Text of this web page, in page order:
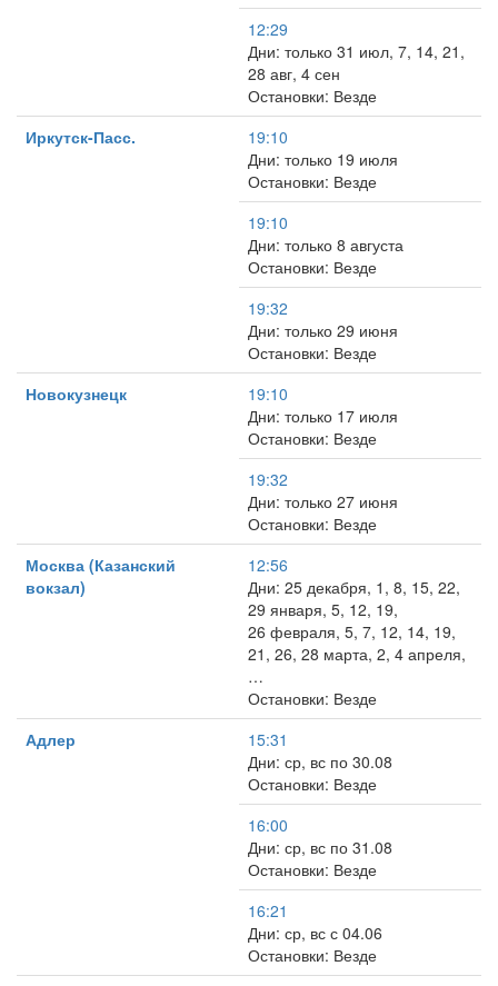
12:29
Дни: только 31 июл, 7, 14, 21,
28 авг, 4 сен
Остановки: Везде
Иркутск-Пасс.
19:10
Дни: только 19 июля
Остановки: Везде
19:10
Дни: только 8 августа
Остановки: Везде
19:32
Дни: только 29 июня
Остановки: Везде
Новокузнецк
19:10
Дни: только 17 июля
Остановки: Везде
19:32
Дни: только 27 июня
Остановки: Везде
Москва (Казанский
вокзал)
12:56
Дни: 25 декабря, 1, 8, 15, 22,
29 января, 5, 12, 19,
26 февраля, 5, 7, 12, 14, 19,
21, 26, 28 марта, 2, 4 апреля,
…
Остановки: Везде
Адлер
15:31
Дни: ср, вс по 30.08
Остановки: Везде
16:00
Дни: ср, вс по 31.08
Остановки: Везде
16:21
Дни: ср, вс с 04.06
Остановки: Везде